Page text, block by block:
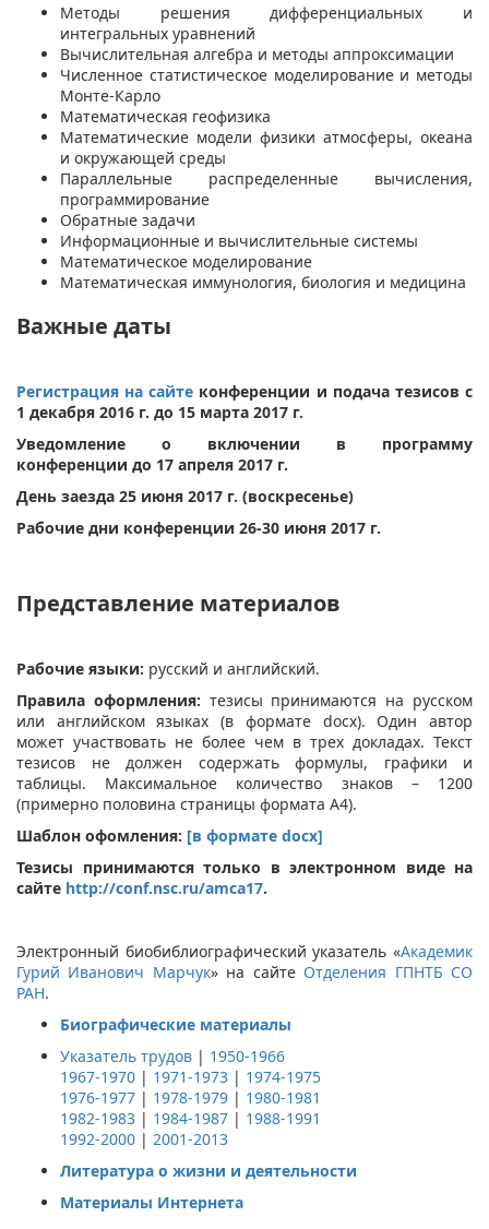
Методы решения дифференциальных и
интегральных уравнений
Вычислительная алгебра и методы аппроксимации
Численное статистическое моделирование и методы
Монте-Карло
Математическая геофизика
Математические модели физики атмосферы, океана
и окружающей среды
Параллельные распределенные вычисления,
программирование
Обратные задачи
Информационные и вычислительные системы
Математическое моделирование
Математическая иммунология, биология и медицина
Важные даты
Регистрация на сайте конференции и подача тезисов с
1 декабря 2016 г. до 15 марта 2017 г.
Уведомление о включении в программу
конференции до 17 апреля 2017 г.
День заезда 25 июня 2017 г. (воскресенье)
Рабочие дни конференции 26-30 июня 2017 г.
Представление материалов
Рабочие языки: русский и английский.
Правила оформления: тезисы принимаются на русском
или английском языках (в формате docx). Один автор
может участвовать не более чем в трех докладах. Текст
тезисов не должен содержать формулы, графики и
таблицы. Максимальное количество знаков – 1200
(примерно половина страницы формата A4).
Шаблон офомления: [в формате docx]
Тезисы принимаются только в электронном виде на
сайте http://conf.nsc.ru/amca17.
Электронный биобиблиографический указатель «Академик
Гурий Иванович Марчук» на сайте Отделения ГПНТБ СО
РАН.
Биографические материалы
Указатель трудов | 1950-1966
1967-1970 | 1971-1973 | 1974-1975
1976-1977 | 1978-1979 | 1980-1981
1982-1983 | 1984-1987 | 1988-1991
1992-2000 | 2001-2013
Литература о жизни и деятельности
Материалы Интернета